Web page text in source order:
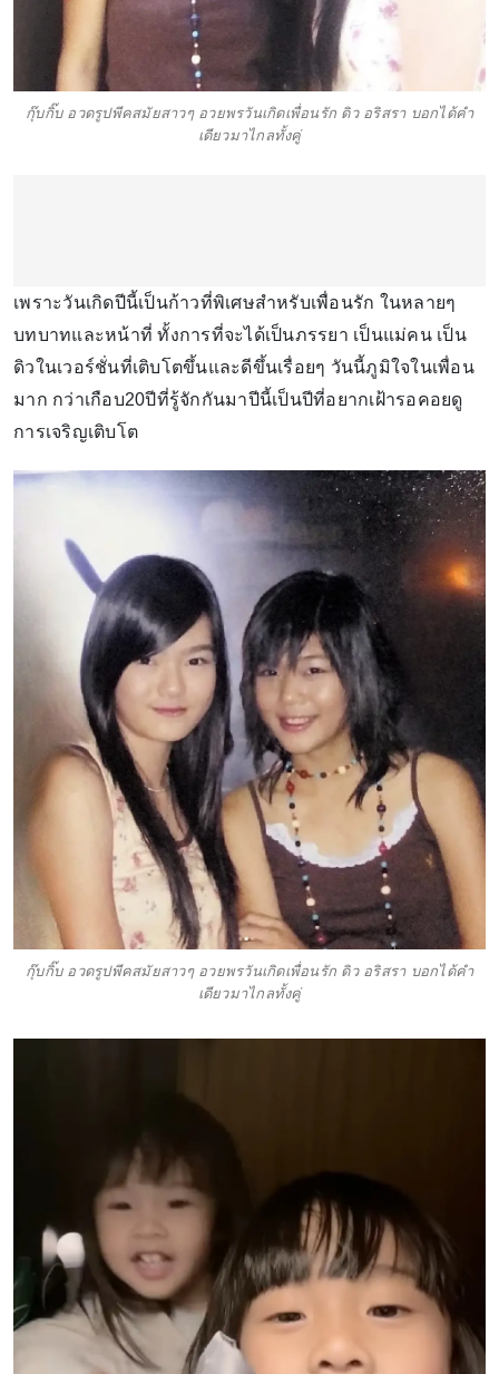
กุ๊บกิ๊บ อวดรูปพีคสมัยสาวๆ อวยพรวันเกิดเพื่อนรัก ดิว อริสรา บอกได้คำ
เดียวมาไกลทั้งคู่
เพราะวันเกิดปีนี้เป็นก้าวที่พิเศษสำหรับเพื่อนรัก ในหลายๆ
บทบาทและหน้าที่ ทั้งการที่จะได้เป็นภรรยา เป็นแม่คน เป็น
ดิวในเวอร์ชั่นที่เติบโตขึ้นและดีขึ้นเรื่อยๆ วันนี้ภูมิใจในเพื่อน
มาก กว่าเกือบ20ปีที่รู้จักกันมาปีนี้เป็นปีที่อยากเฝ้ารอคอยดู
การเจริญเติบโต
กุ๊บกิ๊บ อวดรูปพีคสมัยสาวๆ อวยพรวันเกิดเพื่อนรัก ดิว อริสรา บอกได้คำ
เดียวมาไกลทั้งคู่